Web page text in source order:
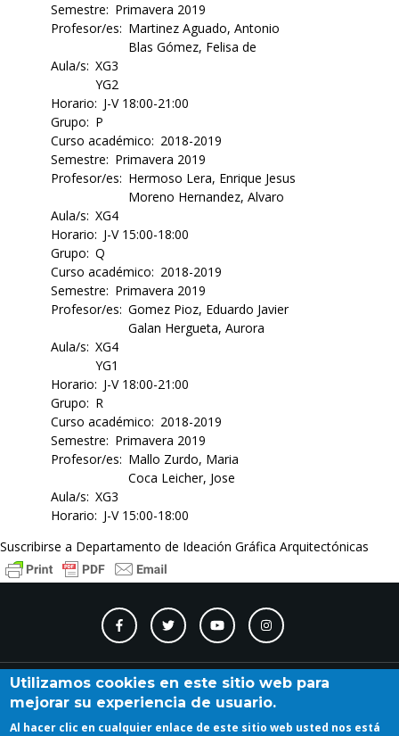
Semestre
Primavera 2019
Profesor/es
Martinez Aguado, Antonio
Blas Gómez, Felisa de
Aula/s XG3
YG2
Horario
J-V 18:00-21:00
Grupo
P
Curso académico
2018-2019
Semestre
Primavera 2019
Profesor/es
Hermoso Lera, Enrique Jesus
Moreno Hernandez, Alvaro
Aula/s XG4
Horario
J-V 15:00-18:00
Grupo Q
Curso académico
2018-2019
Semestre
Primavera 2019
Profesor/es Gomez Pioz, Eduardo Javier
Galan Hergueta, Aurora
Aula/s XG4
YG1
Horario
J-V 18:00-21:00
Grupo
R
Curso académico
2018-2019
Semestre
Primavera 2019
Profesor/es
Mallo Zurdo, Maria
Coca Leicher, Jose
Aula/s XG3
Horario
J-V 15:00-18:00
Suscribirse a Departamento de Ideación Gráfica Arquitectónicas
Contacto Accesibilidad Directorio Calendario
Utilizamos cookies en este sitio web para
mejorar su experiencia de usuario.
Al hacer clic en cualquier enlace de este sitio web usted nos está